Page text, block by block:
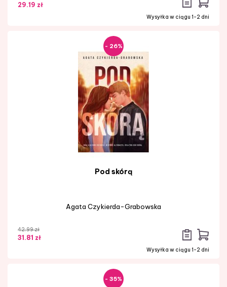
29.19 zł
Wysyłka w ciągu 1-2 dni
- 26%
Pod skórą
Agata Czykierda-Grabowska
42.99 zł
31.81 zł
Wysyłka w ciągu 1-2 dni
- 35%